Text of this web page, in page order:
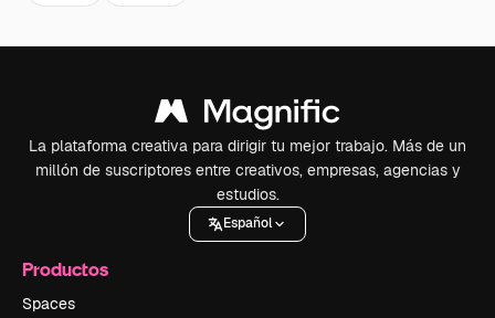
La plataforma creativa para dirigir tu mejor trabajo. Más de un
millón de suscriptores entre creativos, empresas, agencias y
estudios.
Español
Productos
Spaces